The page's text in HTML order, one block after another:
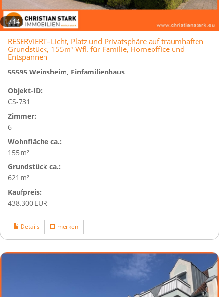
1/14
RESERVIERT–Licht, Platz und Privatsphäre auf traumhaften
Grundstück, 155m² Wfl. für Familie, Homeoffice und
Entspannen
55595 Weinsheim, Einfamilienhaus
Objekt-ID:
CS-731
Zimmer:
6
Wohnfläche ca.:
155 m²
Grund­stück ca.:
621 m²
Kaufpreis:
438.300 EUR
Details merken